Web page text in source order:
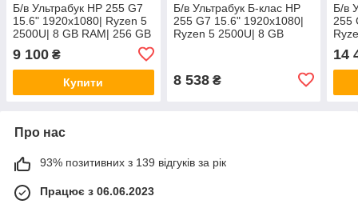
Б/в Ультрабук HP 255 G7
15.6" 1920x1080| Ryzen 5
2500U| 8 GB RAM| 256 GB
9 100 ₴
Купити
Б/в Ультрабук Б-клас HP
255 G7 15.6" 1920x1080|
Ryzen 5 2500U| 8 GB
8 538₴
Б/в
255
14
Про нас
93% позитивних з 139 відгуків за рік
Працює з 06.06.2023